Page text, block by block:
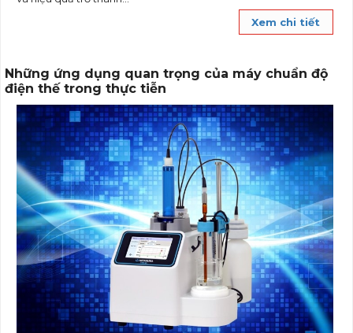
Xem chi tiết
Những ứng dụng quan trọng của máy chuẩn độ
điện thế trong thực tiễn